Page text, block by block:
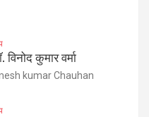
कुमार वर्मा
kumar Chauhan